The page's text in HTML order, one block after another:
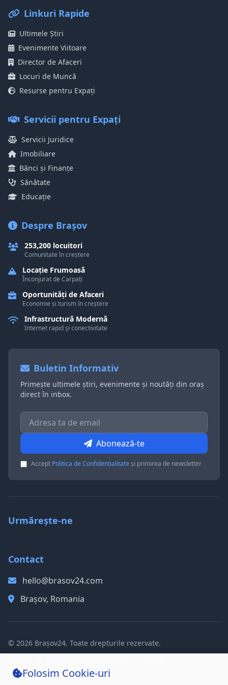
Linkuri Rapide
Ultimele Știri
Evenimente Viitoare
Director de Afaceri
Locuri de Muncă
Resurse pentru Expați
Servicii pentru Expați
Servicii Juridice
Imobiliare
Bănci și Finanțe
Sănătate
Educație
Despre Brașov
253,200 locuitori
Comunitate în creștere
Locație Frumoasă
Înconjurat de Carpați
Oportunități de Afaceri
Economie și turism în creștere
Infrastructură Modernă
Internet rapid și conectivitate
Buletin Informativ
Primește ultimele știri, evenimente și noutăți din oraș
direct în inbox.
Abonează-te
Accept Politica de Confidențialitateși primirea de newsletter
Urmărește-ne
Contact
hello@brasov24.com
Brașov, Romania
© 2026 Brașov24. Toate drepturile rezervate.
Politica de Cookie-uri
Folosim Cookie-uri